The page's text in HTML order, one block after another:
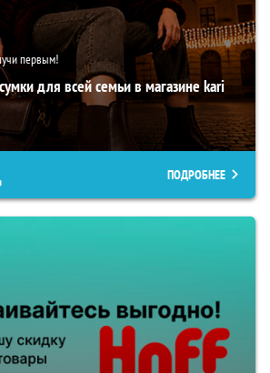
первым!
для всей семьи в магазине kari
ПОДРОБНЕЕ